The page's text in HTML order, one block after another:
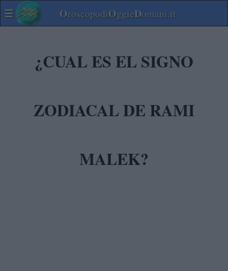
☰ OroscopodiOggieDomani.it
¿CUAL ES EL SIGNO
ZODIACAL DE RAMI
MALEK?